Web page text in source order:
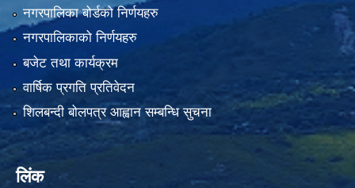
नगरपालिका बोर्डको निर्णयहरु
नगरपालिकाको निर्णयहरु
बजेट तथा कार्यक्रम
वार्षिक प्रगति प्रतिवेदन
शिलबन्दी बोलपत्र आह्वान सम्बन्धि सुचना
लिंक